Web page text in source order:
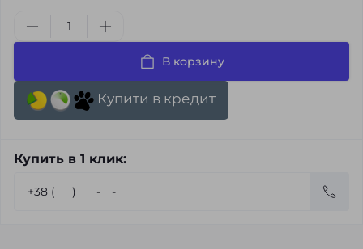
В корзину
Купити в кредит
Купить в 1 клик: